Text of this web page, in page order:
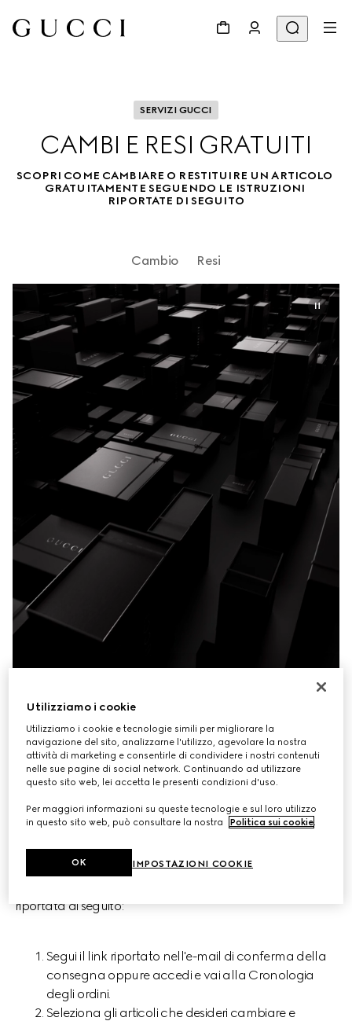
SERVIZI GUCCI
CAMBI E RESI GRATUITI
SCOPRI COME CAMBIARE O RESTITUIRE UN ARTICOLO
GRATUITAMENTE SEGUENDO LE ISTRUZIONI
RIPORTATE DI SEGUITO
Cambio Resi
CAMBIO
Cambio online in autonomia
Puoi cambiare facilmente il tuo articolo con lo stesso
riportata di seguito:
Segui il link riportato nell'e-mail di conferma della
consegna oppure accedi e vai alla Cronologia
degli ordini.
Seleziona gli articoli che desideri cambiare e
Utilizziamo i cookie
Utilizziamo i cookie e tecnologie simili per migliorare la
navigazione del sito, analizzarne l'utilizzo, agevolare la nostra
attività di marketing e consentirle di condividere i nostri contenuti
nelle sue pagine di social network. Continuando ad utilizzare
questo sito web, lei accetta le presenti condizioni d'uso.
Per maggiori informazioni su queste tecnologie e sul loro utilizzo
in questo sito web, può consultare la nostra
Politica sui cookie.
IMPOSTAZIONI COOKIE
OK